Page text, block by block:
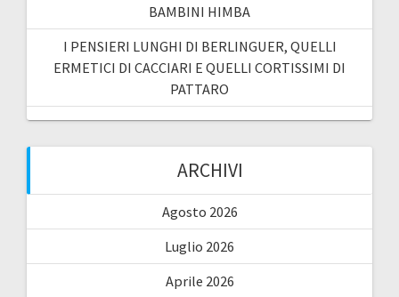
BAMBINI HIMBA
I PENSIERI LUNGHI DI BERLINGUER, QUELLI
ERMETICI DI CACCIARI E QUELLI CORTISSIMI DI
PATTARO
ARCHIVI
Agosto 2026
Luglio 2026
Aprile 2026